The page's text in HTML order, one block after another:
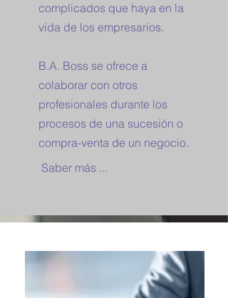
complicados que haya en la
vida de los empresarios.
B.A. Boss se ofrece a
colaborar con otros
profesionales durante los
procesos de una sucesión o
compra-venta de un negocio.
Saber más ...